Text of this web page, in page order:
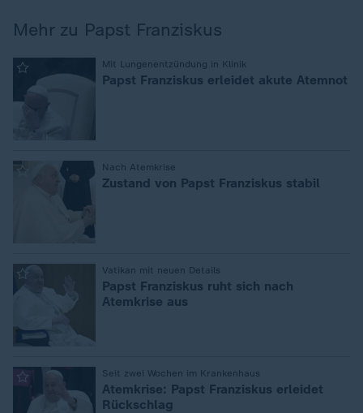
Mehr zu Papst Franziskus
Mit Lungenentzündung in Klinik
Papst Franziskus erleidet akute Atemnot
Nach Atemkrise
Zustand von Papst Franziskus stabil
Vatikan mit neuen Details
Papst Franziskus ruht sich nach
Atemkrise aus
Seit zwei Wochen im Krankenhaus
Atemkrise: Papst Franziskus erleidet
Rückschlag